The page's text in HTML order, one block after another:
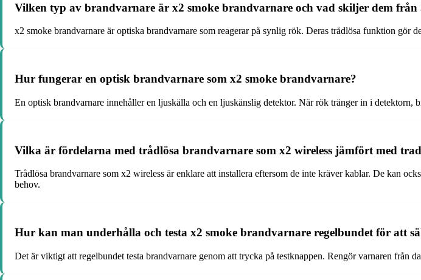
Vilken typ av brandvarnare är x2 smoke brandvarnare och vad skiljer dem
x2 smoke brandvarnare är optiska brandvarnare som reagerar på synlig rök. Deras trådlösa funktion gör
Hur fungerar en optisk brandvarnare som x2 smoke brandvarnare?
En optisk brandvarnare innehåller en ljuskälla och en ljuskänslig detektor. När rök tränger in i detektorn,
Vilka är fördelarna med trådlösa brandvarnare som x2 wireless jämfört med
Trådlösa brandvarnare som x2 wireless är enklare att installera eftersom de inte kräver kablar. De kan
behov.
Hur kan man underhålla och testa x2 smoke brandvarnare regelbundet för att
Det är viktigt att regelbundet testa brandvarnare genom att trycka på testknappen. Rengör varnaren från